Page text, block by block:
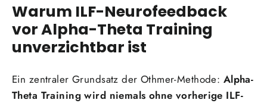
Warum ILF-Neurofeedback
vor Alpha-Theta Training
unverzichtbar ist
Ein zentraler Grundsatz der Othmer-Methode: Alpha-
Theta Training wird niemals ohne vorherige ILF-